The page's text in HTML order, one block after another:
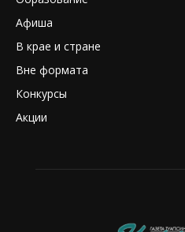
Афиша
В крае и стране
Вне формата
Конкурсы
Акции